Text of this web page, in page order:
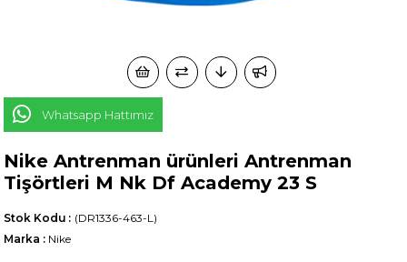
Whatsapp Hattımız
Nike Antrenman ürünleri Antrenman
Tişörtleri M Nk Df Academy 23 S
(DR1336-463-L)
Stok Kodu
Marka : Nike